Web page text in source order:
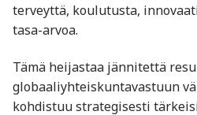
terveyttä, koulutusta,
tasa-arvoa.
Tämä heijastaa jännitettä
globaaliyhteiskuntavastuun
kohdistuu strategisesti